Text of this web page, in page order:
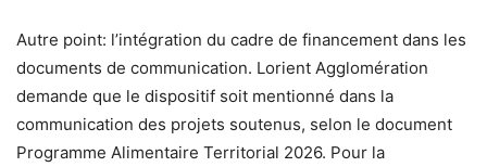
Autre point: l’intégration du cadre de financement dans les
documents de communication. Lorient Agglomération
demande que le dispositif soit mentionné dans la
communication des projets soutenus, selon le document
Programme Alimentaire Territorial 2026. Pour la